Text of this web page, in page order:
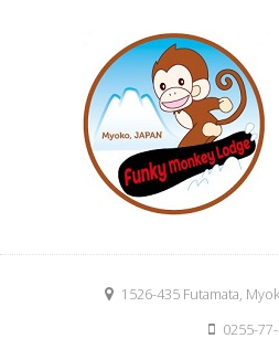
1526-435 Futamata,
0255-